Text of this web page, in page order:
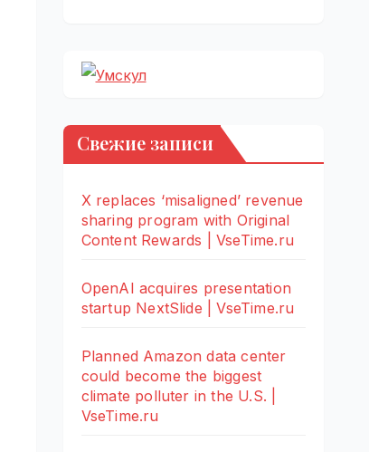
Свежие записи
X replaces ‘misaligned’ revenue
sharing program with Original
Content Rewards | VseTime.ru
OpenAI acquires presentation
startup NextSlide | VseTime.ru
Planned Amazon data center
could become the biggest
climate polluter in the U.S. |
VseTime.ru